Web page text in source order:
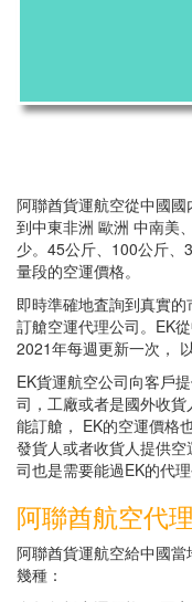
阿聯酋貨運航空從中國
到中東非洲 歐洲 中南美
少。45公斤、100公斤
量段的空運價格。
即時準確地査詢到真實
訂艙空運代理公司。EK
2021年每週更新一次，
EK貨運航空公司向客戶
司，工廠或者是國外收
能訂艙， EK的空運價格
發貨人或者收貨人提供
司也是需要能過EK的代理
阿聯酋航空代
阿聯酋貨運航空給中國
幾種：